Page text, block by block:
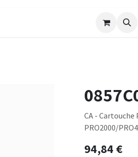
CA -
PRO2000/
94,84€